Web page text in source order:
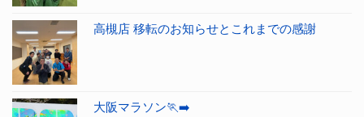
高槻店 移転のお知らせとこれまでの感謝
大阪マラソン🏃‍➡️